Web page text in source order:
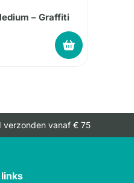
– Graffiti
verzonden vanaf € 75